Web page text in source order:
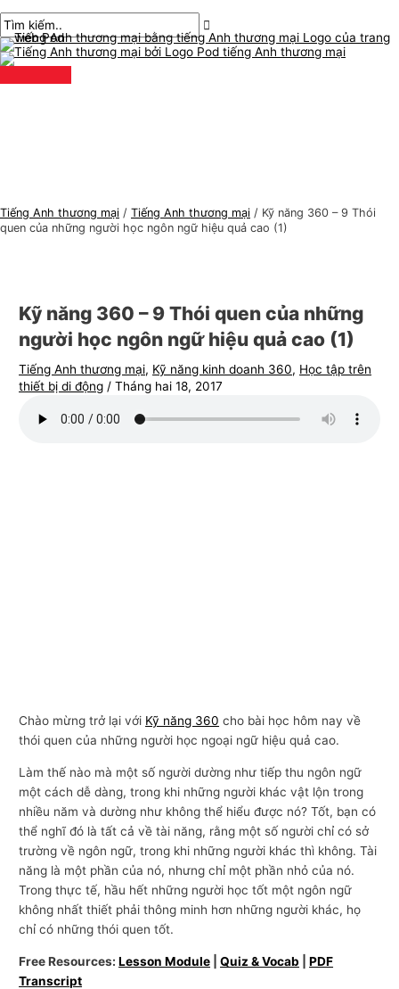
đến
nội
dung
đơn
chính
Tiếng Anh thương mại / Tiếng Anh thương mại / Kỹ năng 360 – 9 Thói
quen của những người học ngôn ngữ hiệu quả cao (1)
Kỹ năng 360 – 9 Thói quen của những
người học ngôn ngữ hiệu quả cao (1)
Tiếng Anh thương mại, Kỹ năng kinh doanh 360, Học tập trên
thiết bị di động /Tháng hai 18, 2017
Chào mừng trở lại với Kỹ năng 360 cho bài học hôm nay về
thói quen của những người học ngoại ngữ hiệu quả cao.
Làm thế nào mà một số người dường như tiếp thu ngôn ngữ
một cách dễ dàng, trong khi những người khác vật lộn trong
nhiều năm và dường như không thể hiểu được nó? Tốt, bạn có
thể nghĩ đó là tất cả về tài năng, rằng một số người chỉ có sở
trường về ngôn ngữ, trong khi những người khác thì không. Tài
năng là một phần của nó, nhưng chỉ một phần nhỏ của nó.
Trong thực tế, hầu hết những người học tốt một ngôn ngữ
không nhất thiết phải thông minh hơn những người khác, họ
chỉ có những thói quen tốt.
Free Resources:Lesson Module |Quiz & Vocab |PDF
Transcript
chuyển
hướng
ở
đây..
mail*
C
h
ủ
đ
g
t
h
ư
ơ
T
ì
m
k